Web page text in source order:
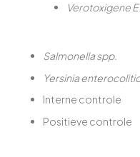
Verotoxigene
Salmonella spp.
Yersinia
Interne controle
Positieve controle